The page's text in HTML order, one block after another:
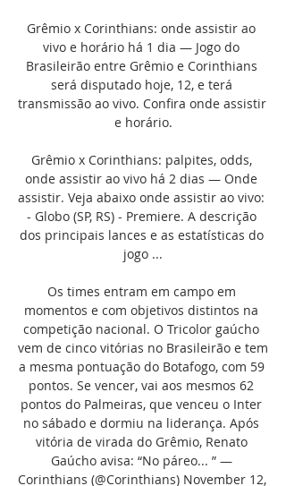
Grêmio x Corinthians: onde assistir ao
vivo e horário há 1 dia — Jogo do
Brasileirão entre Grêmio e Corinthians
será disputado hoje, 12, e terá
transmissão ao vivo. Confira onde assistir
e horário.
Grêmio x Corinthians: palpites, odds,
onde assistir ao vivo há 2 dias — Onde
assistir. Veja abaixo onde assistir ao vivo:
- Globo (SP, RS) - Premiere. A descrição
dos principais lances e as estatísticas do
jogo ...
Os times entram em campo em
momentos e com objetivos distintos na
competição nacional. O Tricolor gaúcho
vem de cinco vitórias no Brasileirão e tem
a mesma pontuação do Botafogo, com 59
pontos. Se vencer, vai aos mesmos 62
pontos do Palmeiras, que venceu o Inter
no sábado e dormiu na liderança. Após
vitória de virada do Grêmio, Renato
Gaúcho avisa: “No páreo... ” —
Corinthians (@Corinthians) November 12,